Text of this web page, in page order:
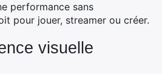
performance sans
pour jouer, streamer ou créer.
visuelle